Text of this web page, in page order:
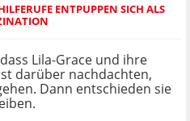
ENTPUPPEN SICH ALS
Lila-Grace und ihre
darüber nachdachten,
Dann entschieden sie